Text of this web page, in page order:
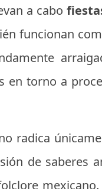
a cabo
funcionan
en torno a
radica
de saberes